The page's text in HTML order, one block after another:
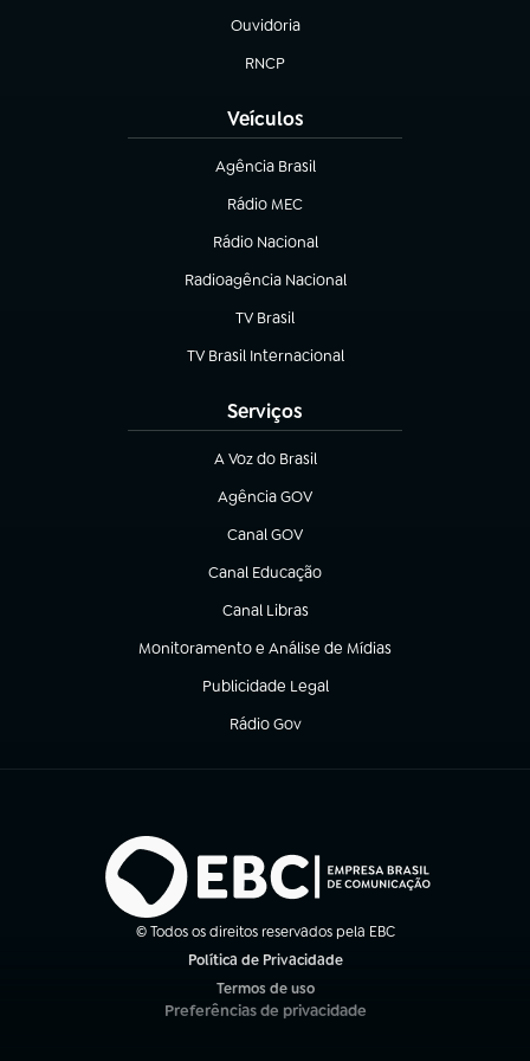
Ouvidoria
(abre em nova aba)
RNCP
(abre em nova aba)
Veículos
Agência Brasil
(abre em nova aba)
Rádio MEC
(abre em nova aba)
Rádio Nacional
Radioagência Nacional
(abre em nova aba)
TV Brasil
(abre em nova aba)
TV Brasil Internacional
(abre em nova aba)
Serviços
A Voz do Brasil
(abre em nova aba)
Agência GOV
(abre em nova aba)
Canal GOV
(abre em nova aba)
Canal Educação
(abre em nova aba)
Canal Libras
(abre em nova aba)
Monitoramento e Análise de Mídias
(abre em nova aba)
Publicidade Legal
(abre em nova aba)
Rádio Gov
(abre em nova aba)
© Todos os direitos reservados pela EBC
Política de Privacidade
Termos de uso
(abre em nova aba)
Preferências de privacidade